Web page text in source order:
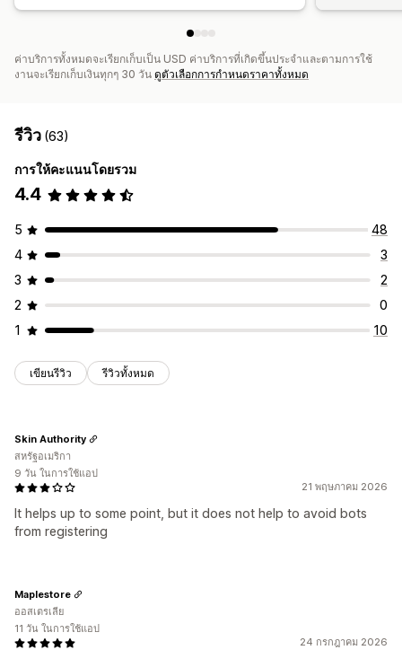
ค่าบริการทั้งหมดจะเรียกเก็บเป็น USD ค่าบริการที่เกิดขึ้นประจำและตามการใช้
งานจะเรียกเก็บเงินทุกๆ 30 วัน ดูตัวเลือกการกำหนดราคาทั้งหมด
รีวิว (63)
การให้คะแนนโดยรวม
4.4
5
48
4
3
3
2
2
0
1
10
เขียนรีวิว รีวิวทั้งหมด
21 พฤษภาคม 2026
It helps up to some point, but it does not help to avoid bots
from registering
Skin Authority
สหรัฐอเมริกา
9 วัน ในการใช้แอป
24 กรกฎาคม 2026
Maplestore
ออสเตรเลีย
11 วัน ในการใช้แอป